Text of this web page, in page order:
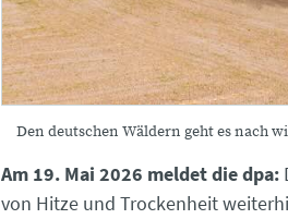
Den deutschen Wäldern geht es nach
Am 19. Mai 2026 meldet die dpa:
von Hitze und Trockenheit